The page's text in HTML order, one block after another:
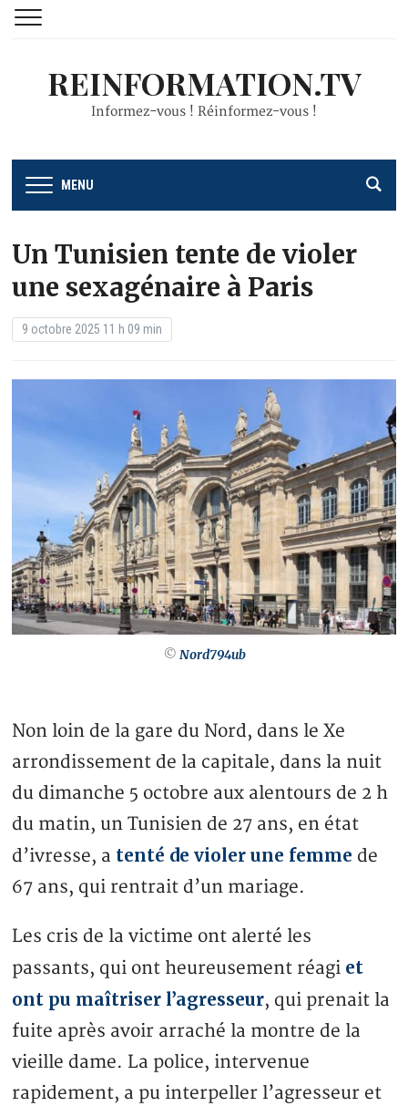
REINFORMATION.TV
Informez-vous ! Réinformez-vous !
MENU
Un Tunisien tente de violer
une sexagénaire à Paris
9 octobre 2025 11 h 09 min
© Nord794ub
Non loin de la gare du Nord, dans le Xe
arrondissement de la capitale, dans la nuit
du dimanche 5 octobre aux alentours de 2 h
du matin, un Tunisien de 27 ans, en état
d’ivresse, a tenté de violer une femme de
67 ans, qui rentrait d’un mariage.
Les cris de la victime ont alerté les
passants, qui ont heureusement réagi et
ont pu maîtriser l’agresseur, qui prenait la
fuite après avoir arraché la montre de la
vieille dame. La police, intervenue
rapidement, a pu interpeller l’agresseur et